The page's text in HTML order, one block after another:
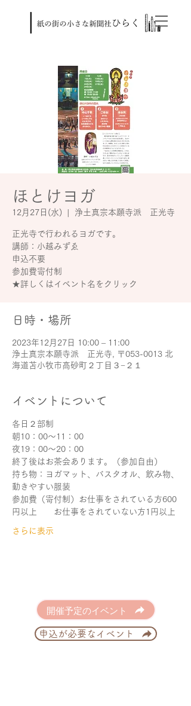
ほとけヨガ
12月27日(水) 浄土真宗本願寺派 正光寺
正光寺で行われるヨガです。
講師：小越みずゑ
申込不要
参加費寄付制
★詳しくはイベント名をクリック
日時・場所
2023年12月27日 10:00 – 11:00
浄土真宗本願寺派 正光寺, 〒053-0013 北
海道苫小牧市高砂町２丁目３−２１
イベントについて
各日２部制
朝10：00～11：00
夜19：00～20：00
終了後はお茶会あります。（参加自由）
持ち物：ヨガマット、バスタオル、飲み物、
動きやすい服装
参加費（寄付制）お仕事をされている方600
円以上　　お仕事をされていない方1円以上
さらに表示
開催予定のイベント
申込が必要なイベント